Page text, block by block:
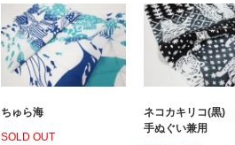
ちゅら海
SOLD OUT
ネコカキリコ(黒)
手ぬぐい兼用